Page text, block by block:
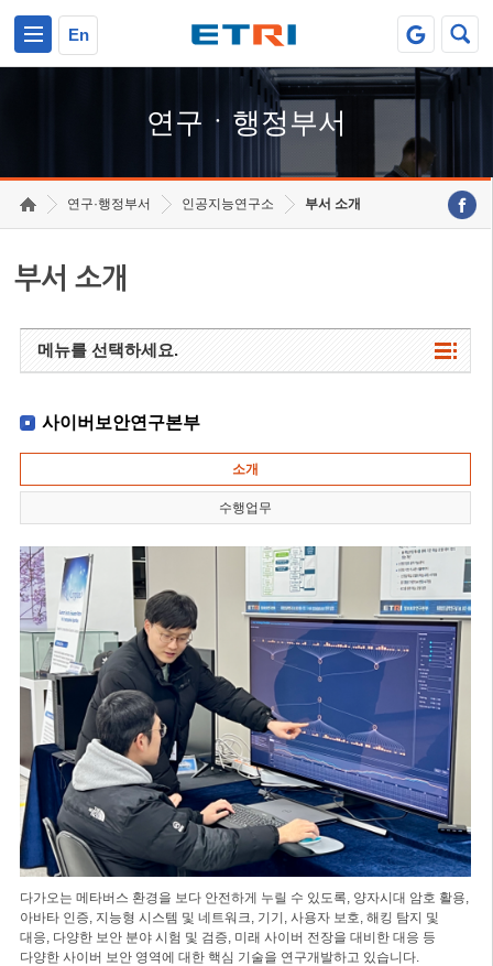
En
연구ㆍ행정부서
연구·행정부서 인공지능연구소 부서 소개
부서 소개
메뉴를 선택하세요.
사이버보안연구본부
소개
수행업무
다가오는 메타버스 환경을 보다 안전하게 누릴 수 있도록, 양자시대 암호 활용,
아바타 인증, 지능형 시스템 및 네트워크, 기기, 사용자 보호, 해킹 탐지 및
대응, 다양한 보안 분야 시험 및 검증, 미래 사이버 전장을 대비한 대응 등
다양한 사이버 보안 영역에 대한 핵심 기술을 연구개발하고 있습니다.